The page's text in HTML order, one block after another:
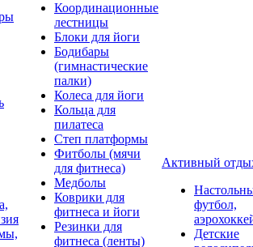
Координационные
лестницы
Блоки для йоги
Бодибары
(гимнастические
палки)
Колеса для йоги
Кольца для
пилатеса
Степ платформы
Фитболы (мячи
для фитнеса)
Медболы
Коврики для
фитнеса и йоги
Резинки для
фитнеса (ленты)
Активный
футбол,
Детские